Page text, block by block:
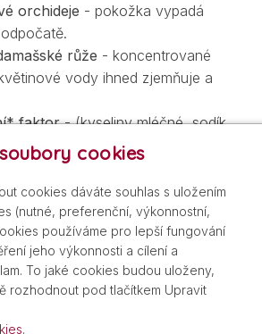
orchideje - pokožka vypadá
růže - koncentrované
vody ihned zjemňuje a
faktor - (kyseliny mléčné, sodík,
sodný)
hydrataci jejích svrchních
si přirozenou hladinu a
hydratační nerovnováhu.
celý obličej a krk. Poté
tampony.
cookies
cookies dáváte souhlas s uložením
(nutné, preferenční, výkonnostní,
používáme pro lepší fungování
jeho výkonnosti a cílení a
To jaké cookies budou uloženy,
rozhodnout pod tlačítkem Upravit